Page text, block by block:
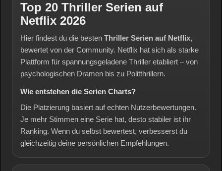
Top 20 Thriller Serien auf
Netflix 2026
Hier findest du die besten Thriller Serien auf Netflix,
bewertet von der Community. Netflix hat sich als starke
Plattform für spannungsgeladene Thriller etabliert – von
psychologischen Dramen bis zu Politthrillern.
Wie entstehen die Serien Charts?
Die Platzierung basiert auf echten Nutzerbewertungen.
Je mehr Stimmen eine Serie hat, desto stabiler ist ihr
Ranking. Wenn du selbst bewertest, verbesserst du
gleichzeitig deine persönlichen Empfehlungen.